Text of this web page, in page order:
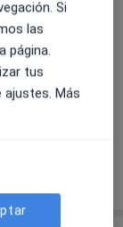
hacia la
vida.
Si
las
página.
tus
ajustes. Más